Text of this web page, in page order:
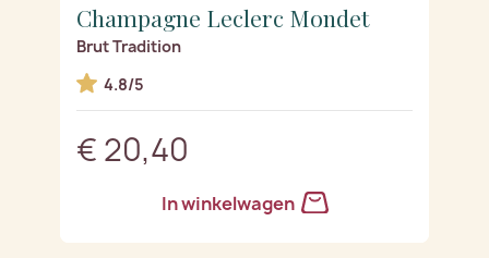
Champagne Leclerc Mondet
Brut Tradition
4.8/5
€ 20,40
In winkelwagen